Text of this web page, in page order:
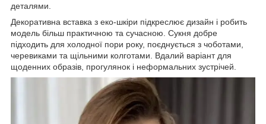
деталями.
Декоративна вставка з еко-шкіри підкреслює дизайн і робить
модель більш практичною та сучасною. Сукня добре
підходить для холодної пори року, поєднується з чоботами,
черевиками та щільними колготами. Вдалий варіант для
щоденних образів, прогулянок і неформальних зустрічей.